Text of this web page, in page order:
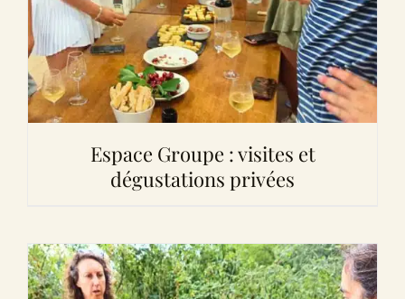
Espace Groupe : visites et
dégustations privées